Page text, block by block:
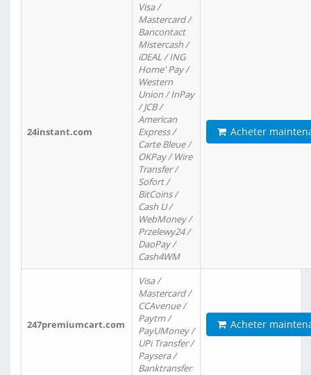
24instant.com
Visa /
Mastercard /
Bancontact
Mistercash /
iDEAL / ING
Home' Pay /
Western
Union / InPay
/ JCB /
American
Express /
Carte Bleue /
OKPay / Wire
Transfer /
Sofort /
BitCoins /
Cash U /
WebMoney /
Przelewy24 /
DaoPay /
Cash4WM
Acheter
247premiumcart.com
Visa /
Mastercard /
CCAvenue /
Paytm /
PayUMoney /
UPi Transfer /
Paysera /
Banktransfer
Acheter